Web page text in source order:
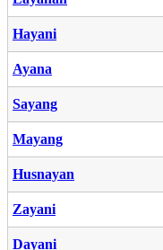
Hayani
Ayana
Sayang
Mayang
Husnayan
Zayani
Dayani